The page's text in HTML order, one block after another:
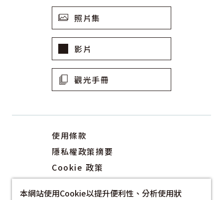
照片集
影片
觀光手冊
使用條款
隱私權政策摘要
Cookie 政策
本網站使用Cookie以提升便利性、分析使用狀